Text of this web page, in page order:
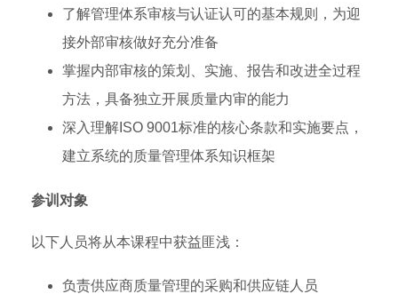
了解管理体系审核与认证认可的基本规则，为迎
接外部审核做好充分准备
掌握内部审核的策划、实施、报告和改进全过程
方法，具备独立开展质量内审的能力
深入理解ISO 9001标准的核心条款和实施要点，
建立系统的质量管理体系知识框架
参训对象
以下人员将从本课程中获益匪浅：
负责供应商质量管理的采购和供应链人员